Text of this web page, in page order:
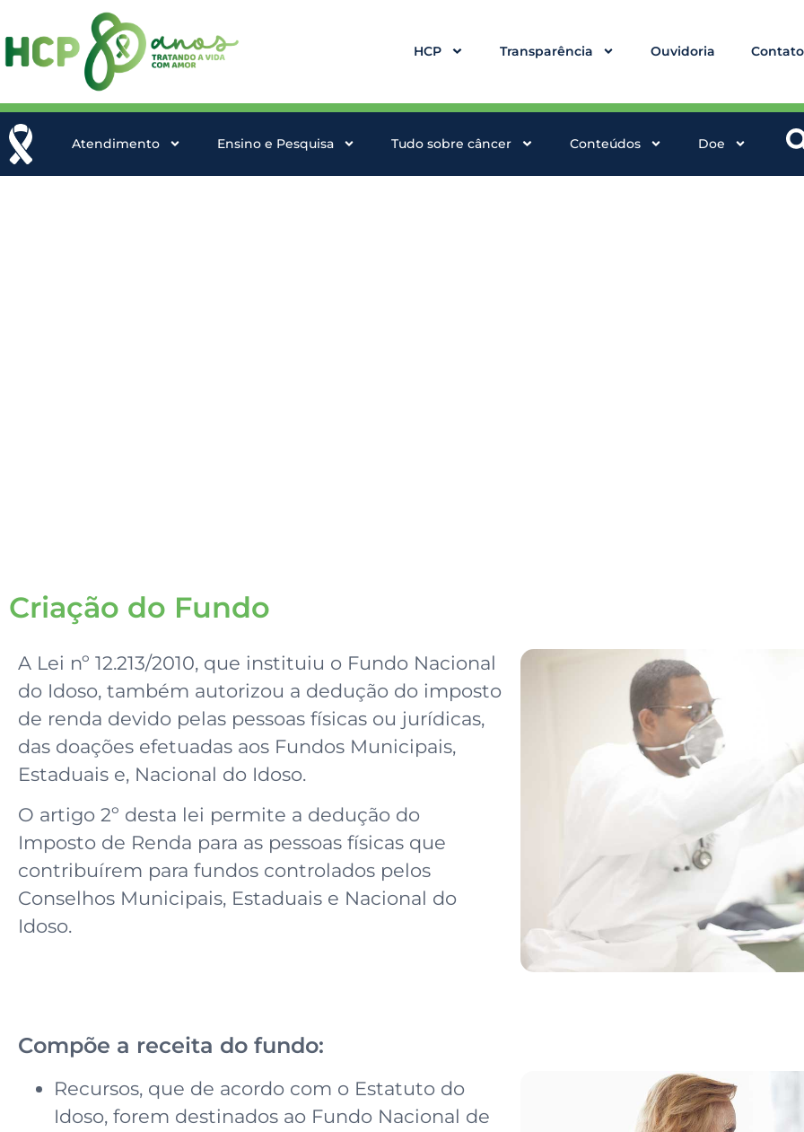
HCP Transparência Ouvidoria Contato
Atendimento Ensino e Pesquisa Tudo sobre câncer Conteúdos Doe
Criação do Fundo
A Lei nº 12.213/2010, que instituiu o Fundo Nacional
do Idoso, também autorizou a dedução do imposto
de renda devido pelas pessoas físicas ou jurídicas,
das doações efetuadas aos Fundos Municipais,
Estaduais e, Nacional do Idoso.
O artigo 2º desta lei permite a dedução do
Imposto de Renda para as pessoas físicas que
contribuírem para fundos controlados pelos
Conselhos Municipais, Estaduais e Nacional do
Idoso.
Compõe a receita do fundo:
Recursos, que de acordo com o Estatuto do
Idoso, forem destinados ao Fundo Nacional de